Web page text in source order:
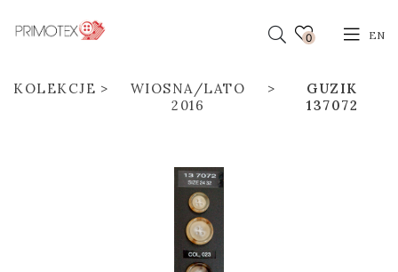
0 EN
KOLEKCJE
WIOSNA/LATO
2016
GUZIK
137072